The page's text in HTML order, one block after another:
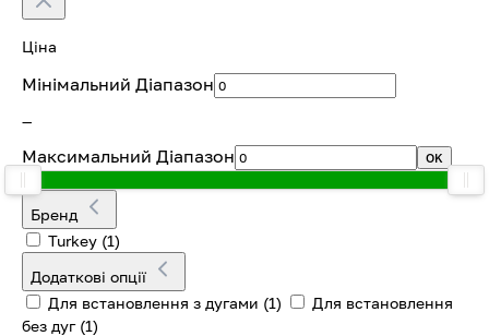
Ціна
Мінімальний Діапазон
—
Максимальний Діапазон OK
Бренд
Turkey (1)
Додаткові опції
Для встановлення з дугами (1)
Для встановлення
без дуг (1)